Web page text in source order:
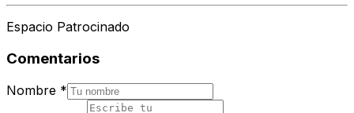
Espacio Patrocinado
Comentarios
Nombre *